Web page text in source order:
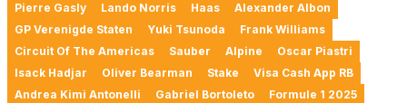
Pierre Gasly
Lando Norris Haas
Alexander Albon
GP Verenigde Staten
Yuki Tsunoda
Frank Williams
Circuit Of The Americas
Sauber Alpine
Oscar Piastri
Isack Hadjar
Oliver Bearman Stake
Visa Cash App RB
Andrea Kimi Antonelli
Gabriel Bortoleto
Formule 1 2025